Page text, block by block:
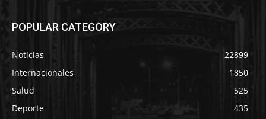
POPULAR CATEGORY
Noticias
22899
Internacionales
1850
Salud
525
Deporte
435